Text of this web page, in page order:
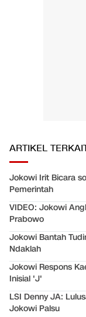
ARTIKEL
Jokowi Irit Bicara
Pemerintah
VIDEO: Jokowi
Prabowo
Jokowi Bantah
Ndaklah
Jokowi Respons
Inisial 'J'
LSI Denny JA:
Jokowi Palsu